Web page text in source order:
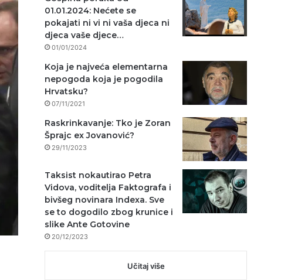
01.01.2024: Nećete se
pokajati ni vi ni vaša djeca ni
djeca vaše djece…
01/01/2024
Koja je najveća elementarna
nepogoda koja je pogodila
Hrvatsku?
07/11/2021
Raskrinkavanje: Tko je Zoran
Šprajc ex Jovanović?
29/11/2023
Taksist nokautirao Petra
Vidova, voditelja Faktografa i
bivšeg novinara Indexa. Sve
se to dogodilo zbog krunice i
slike Ante Gotovine
20/12/2023
Učitaj više